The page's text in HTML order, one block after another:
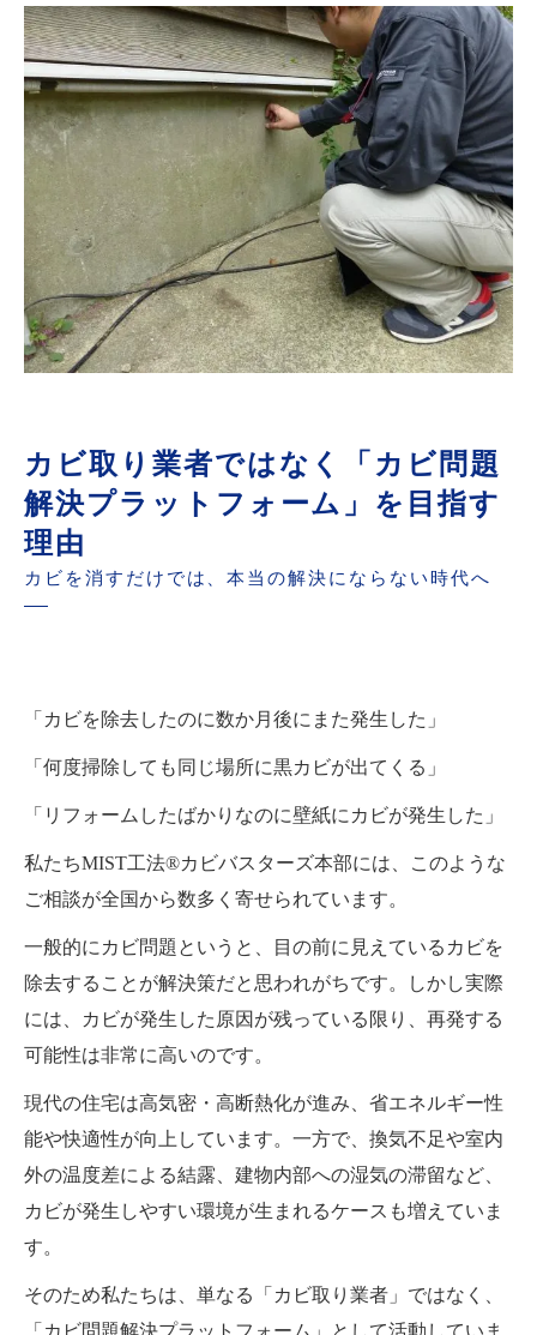
な理由
加盟店ネットワークが実現する全国品質のカビ
対策
カビ取り業者ではなく「カビ問題
解決プラットフォーム」を目指す
理由
カビを消すだけでは、本当の解決にならない時代へ
「カビを除去したのに数か月後にまた発生した」
「何度掃除しても同じ場所に黒カビが出てくる」
「リフォームしたばかりなのに壁紙にカビが発生した」
私たちMIST工法®カビバスターズ本部には、このような
ご相談が全国から数多く寄せられています。
一般的にカビ問題というと、目の前に見えているカビを
除去することが解決策だと思われがちです。しかし実際
には、カビが発生した原因が残っている限り、再発する
可能性は非常に高いのです。
現代の住宅は高気密・高断熱化が進み、省エネルギー性
能や快適性が向上しています。一方で、換気不足や室内
外の温度差による結露、建物内部への湿気の滞留など、
カビが発生しやすい環境が生まれるケースも増えていま
す。
そのため私たちは、単なる「カビ取り業者」ではなく、
「カビ問題解決プラットフォーム」として活動していま